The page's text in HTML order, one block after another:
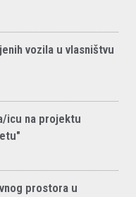
vozila u vlasništvu
icu na projektu
prostora u